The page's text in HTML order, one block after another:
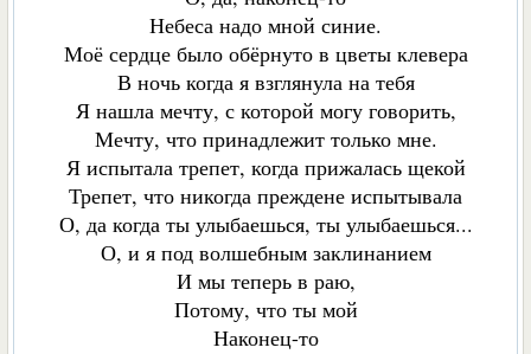
Небеса надо мной синие.
Моё сердце было обёрнуто в цветы клевера
В ночь когда я взглянула на тебя
Я нашла мечту, с которой могу говорить,
Мечту, что принадлежит только мне.
Я испытала трепет, когда прижалась щекой
Трепет, что никогда преждене испытывала
О, да когда ты улыбаешься, ты улыбаешься...
О, и я под волшебным заклинанием
И мы теперь в раю,
Потому, что ты мой
Наконец-то